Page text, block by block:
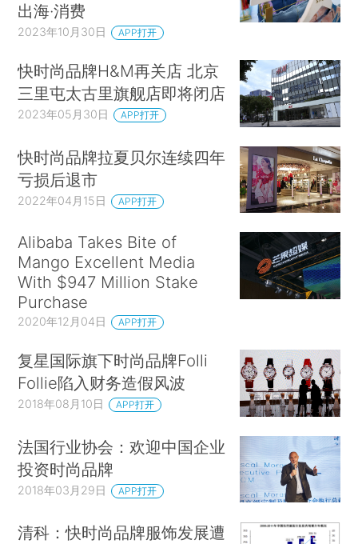
出海·消费
2023年10月30日 APP打开
快时尚品牌H&M再关店 北京
三里屯太古里旗舰店即将闭店
2023年05月30日 APP打开
快时尚品牌拉夏贝尔连续四年
亏损后退市
2022年04月15日 APP打开
Alibaba Takes Bite of
Mango Excellent Media
With $947 Million Stake
Purchase
2020年12月04日 APP打开
复星国际旗下时尚品牌Folli
Follie陷入财务造假风波
2018年08月10日 APP打开
法国行业协会：欢迎中国企业
投资时尚品牌
2018年03月29日 APP打开
清科：快时尚品牌服饰发展遭